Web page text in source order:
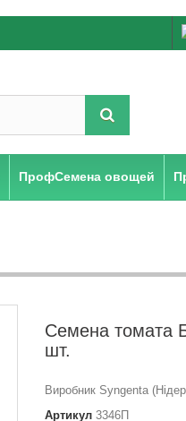
ПрофСемена овощей
Семена томата
шт.
Виробник Syngenta
Артикул 3346П